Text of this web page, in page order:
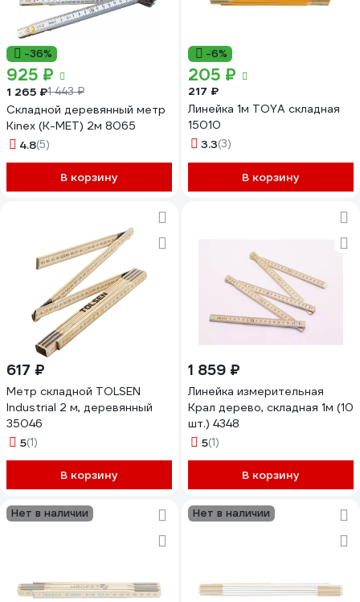
-36%
925 ₽
1 265 ₽1 443 ₽
Складной деревянный метр
Kinex (K-MET) 2м 8065
4.8(5)
В корзину
-6%
205 ₽
217 ₽
Линейка 1м TOYA складная
15010
3.3(3)
В корзину
617 ₽
Метр складной TOLSEN
Industrial 2 м, деревянный
35046
5(1)
В корзину
1 859 ₽
Линейка измерительная
Крал дерево, складная 1м (10
шт.) 4348
5(1)
В корзину
Нет в наличии Нет в наличии